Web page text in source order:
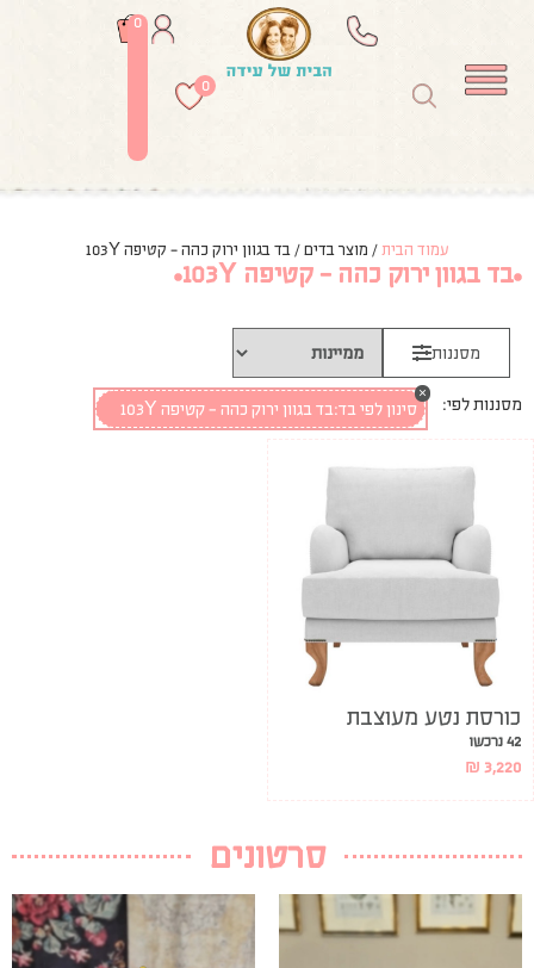
0
0
עמוד הבית / מוצר בדים / בד בגוון ירוק כהה - קטיפה 103Y
בד בגוון ירוק כהה - קטיפה 103Y
מסננות
מסננות לפי: סינון לפי בד:בד בגוון ירוק כהה - קטיפה 103Y
×
כורסת נטע מעוצבת
42 נרכשו
₪ 3,220
סרטונים